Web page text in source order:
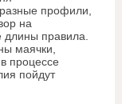
профили,
на
длины правила.
маячки,
процессе
пойдут